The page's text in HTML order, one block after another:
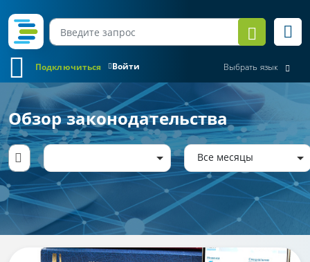
Войти
Подключиться Выбрать язык
Обзор законодательства
Все месяцы